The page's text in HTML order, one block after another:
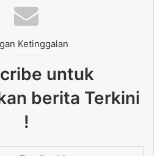
Ketinggalan
untuk
berita Terkini
!